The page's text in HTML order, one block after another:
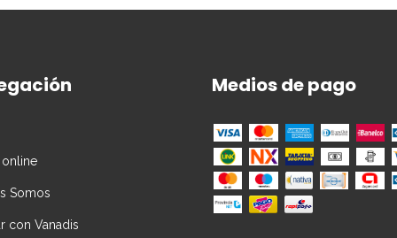
Somos
con Vanadis
Medios de pago